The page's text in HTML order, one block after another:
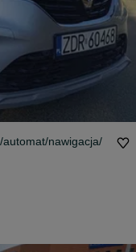
nawigacja/